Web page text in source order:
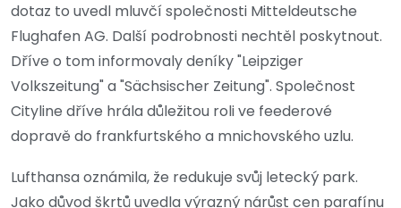
dotaz to uvedl mluvčí společnosti Mitteldeutsche
Flughafen AG. Další podrobnosti nechtěl poskytnout.
Dříve o tom informovaly deníky "Leipziger
Volkszeitung" a "Sächsischer Zeitung". Společnost
Cityline dříve hrála důležitou roli ve feederové
dopravě do frankfurtského a mnichovského uzlu.
Lufthansa oznámila, že redukuje svůj letecký park.
Jako důvod škrtů uvedla výrazný nárůst cen parafínu